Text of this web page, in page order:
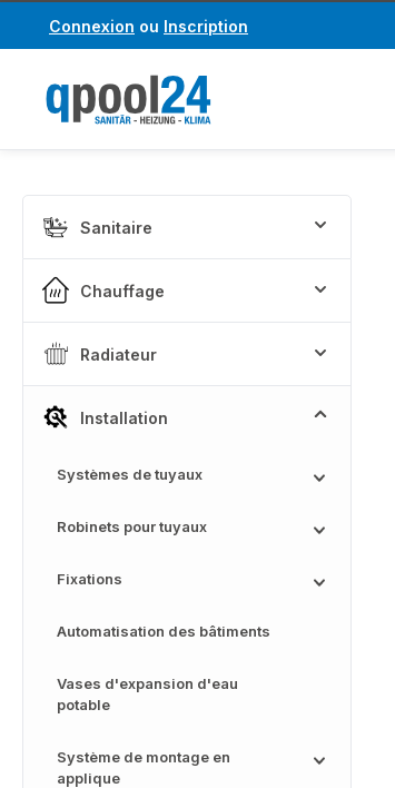
au contenu principal
Passer à la recherche
Connexion ou Inscription
Sanitaire
Chauffage
Radiateur
Installation
Systèmes de tuyaux
Robinets pour tuyaux
Fixations
Automatisation des bâtiments
Vases d'expansion d'eau
potable
Système de montage en
applique